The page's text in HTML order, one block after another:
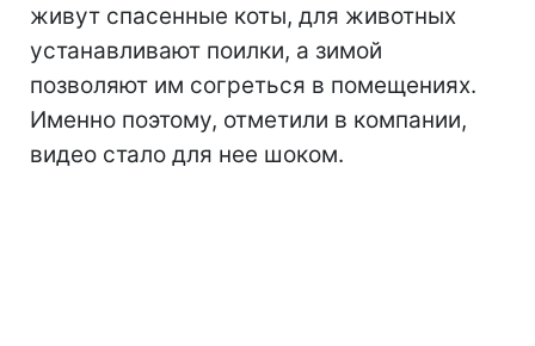
живут спасенные коты, для животных
устанавливают поилки, а зимой
позволяют им согреться в помещениях.
Именно поэтому, отметили в компании,
видео стало для нее шоком.